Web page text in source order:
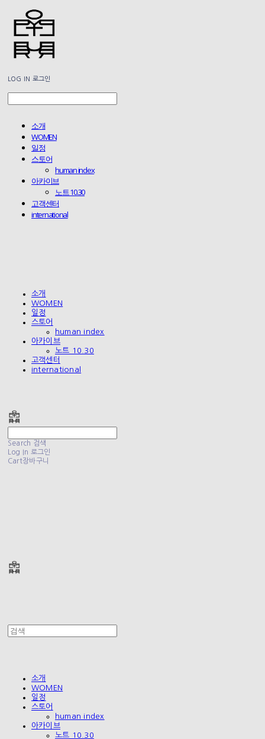
LOG IN 로그인
소개
WOMEN
일정
스토어
human index
아카이브
노트 10.30
고객센터
international
소개
WOMEN
일정
스토어
human index
아카이브
노트 10.30
고객센터
international
Search 검색
Log In 로그인
Cart장바구니
소개
WOMEN
일정
스토어
human index
아카이브
노트 10.30